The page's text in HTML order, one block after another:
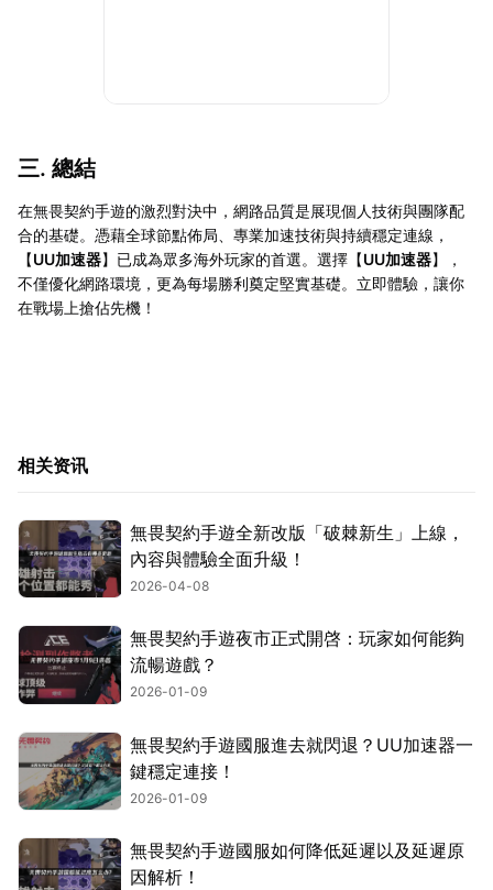
三. 總結
在無畏契約手遊的激烈對決中，網路品質是展現個人技術與團隊配
合的基礎。憑藉全球節點佈局、專業加速技術與持續穩定連線，
【UU加速器】已成為眾多海外玩家的首選。選擇【UU加速器】，
不僅優化網路環境，更為每場勝利奠定堅實基礎。立即體驗，讓你
在戰場上搶佔先機！
相关资讯
無畏契約手遊全新改版「破棘新生」上線，
內容與體驗全面升級！
2026-04-08
無畏契約手遊夜市正式開啓：玩家如何能夠
流暢遊戲？
2026-01-09
無畏契約手遊國服進去就閃退？UU加速器一
鍵穩定連接！
2026-01-09
無畏契約手遊國服如何降低延遲以及延遲原
因解析！